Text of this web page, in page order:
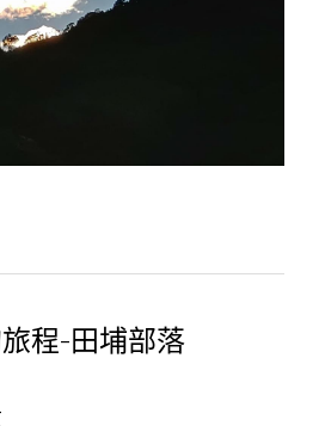
程-田埔部落